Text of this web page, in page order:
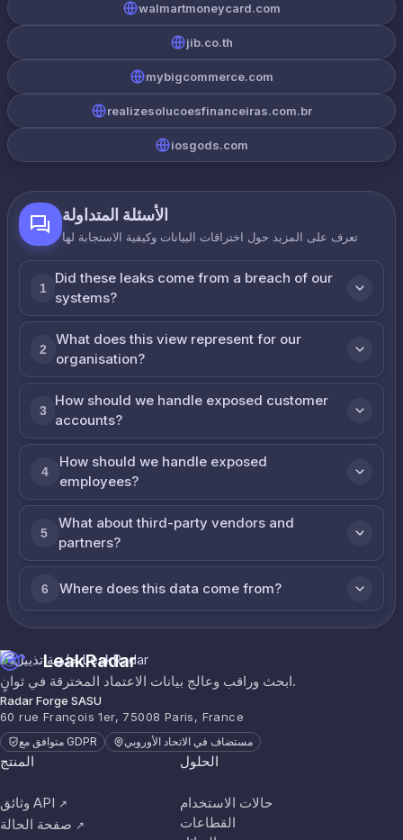
walmartmoneycard.com
jib.co.th
mybigcommerce.com
realizesolucoesfinanceiras.com.br
iosgods.com
الأسئلة المتداولة
تعرف على المزيد حول اختراقات البيانات وكيفية الاستجابة لها
1
Did these leaks come from a breach of our
systems?
2
What does this view represent for our
organisation?
3
How should we handle exposed customer
accounts?
4
How should we handle exposed
employees?
5
What about third-party vendors and
partners?
6 Where does this data come from?
LeakRadar
ابحث وراقب وعالج بيانات الاعتماد المخترقة في ثوانٍ.
Radar Forge SASU
60 rue François 1er, 75008 Paris, France
متوافق مع GDPR مستضاف في الاتحاد الأوروبي
المنتج
وثائق API ↗
صفحة الحالة ↗
الحلول
حالات الاستخدام
القطاعات